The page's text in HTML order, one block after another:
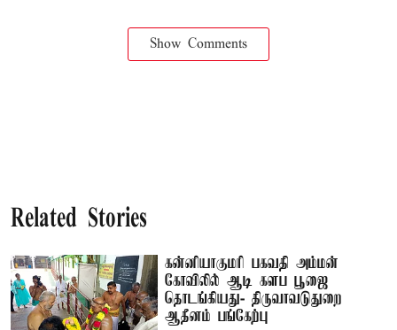
Show Comments
Related Stories
கன்னியாகுமரி பகவதி அம்மன்
கோவிலில் ஆடி களப பூஜை
தொடங்கியது- திருவாவடுதுறை
ஆதீனம் பங்கேற்பு